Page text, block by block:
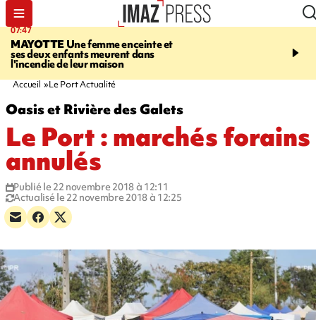
07:47
MAYOTTE Une femme enceinte et
ses deux enfants meurent dans
l'incendie de leur maison
10:48
Christophe Lambert
Accueil Le Port Actualité
Oasis et Rivière des Galets
Le Port : marchés forains
annulés
Publié le 22 novembre 2018 à 12:11
Actualisé le 22 novembre 2018 à 12:25